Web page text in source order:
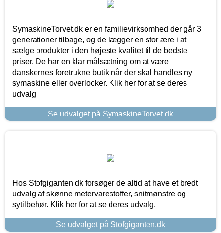
SymaskineTorvet.dk er en familievirksomhed der går 3
generationer tilbage, og de lægger en stor ære i at
sælge produkter i den højeste kvalitet til de bedste
priser. De har en klar målsætning om at være
danskernes foretrukne butik når der skal handles ny
symaskine eller overlocker. Klik her for at se deres
udvalg.
Se udvalget på SymaskineTorvet.dk
Hos Stofgiganten.dk forsøger de altid at have et bredt
udvalg af skønne metervarestoffer, snitmønstre og
sytilbehør. Klik her for at se deres udvalg.
Se udvalget på Stofgiganten.dk